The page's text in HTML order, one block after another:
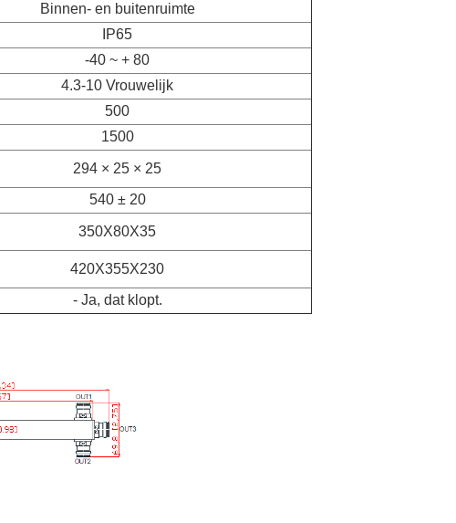
Binnen- en buitenruimte
IP65
-40 ~ + 80
4.3-10 Vrouwelijk
500
1500
294 × 25 × 25
540 ± 20
350X80X35
420X355X230
- Ja, dat klopt.